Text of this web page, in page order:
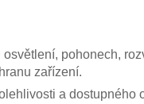
pohonech,
zařízení.
a